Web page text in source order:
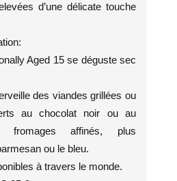
d’une délicate touche
Aged 15 se déguste sec
des viandes grillées ou
au chocolat noir ou au
affinés, plus
ou le bleu.
à travers le monde.